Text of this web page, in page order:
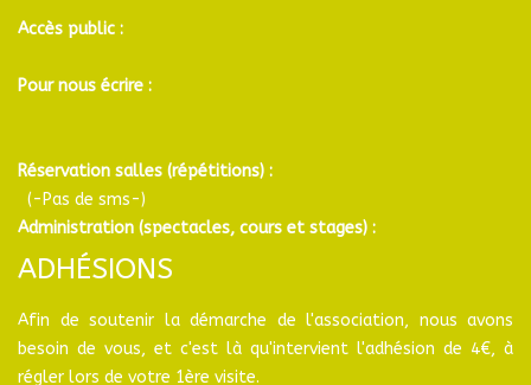
Accès public :
Pour nous écrire :
Réservation salles (répétitions) :
(-Pas de sms-)
Administration (spectacles, cours et stages) :
ADHÉSIONS
Afin de soutenir la démarche de l'association, nous avons
besoin de vous, et c'est là qu'intervient l'adhésion de 4€, à
régler lors de votre 1ère visite.